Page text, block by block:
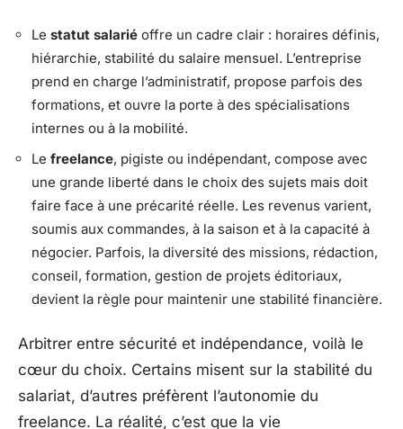
Le statut salarié offre un cadre clair : horaires définis,
hiérarchie, stabilité du salaire mensuel. L’entreprise
prend en charge l’administratif, propose parfois des
formations, et ouvre la porte à des spécialisations
internes ou à la mobilité.
Le freelance, pigiste ou indépendant, compose avec
une grande liberté dans le choix des sujets mais doit
faire face à une précarité réelle. Les revenus varient,
soumis aux commandes, à la saison et à la capacité à
négocier. Parfois, la diversité des missions, rédaction,
conseil, formation, gestion de projets éditoriaux,
devient la règle pour maintenir une stabilité financière.
Arbitrer entre sécurité et indépendance, voilà le
cœur du choix. Certains misent sur la stabilité du
salariat, d’autres préfèrent l’autonomie du
freelance. La réalité, c’est que la vie